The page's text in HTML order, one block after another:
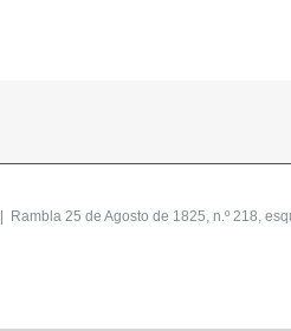
| Rambla 25 de Agosto de 1825, n.º 218,